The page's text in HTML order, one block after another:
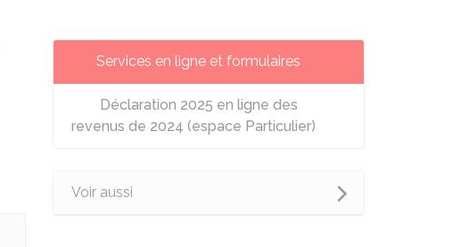
Services en ligne et formulaires
Déclaration 2025 en ligne des
revenus de 2024 (espace Particulier)
Voir aussi